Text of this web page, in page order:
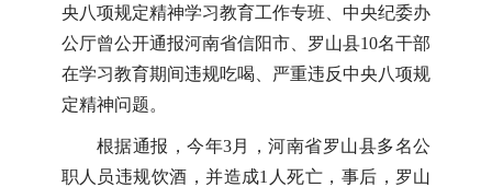
央八项规定精神学习教育工作专班、中央纪委办
公厅曾公开通报河南省信阳市、罗山县10名干部
在学习教育期间违规吃喝、严重违反中央八项规
定精神问题。
根据通报，今年3月，河南省罗山县多名公
职人员违规饮酒，并造成1人死亡，事后，罗山